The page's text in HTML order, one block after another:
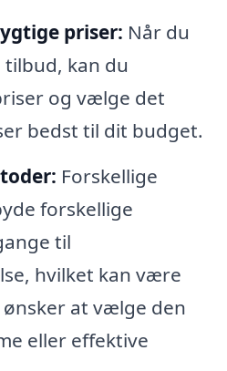
priser: Når du
kan du
og vælge det
bedst til dit budget.
Forskellige
forskellige
til
hvilket kan være
at vælge den
eller effektive